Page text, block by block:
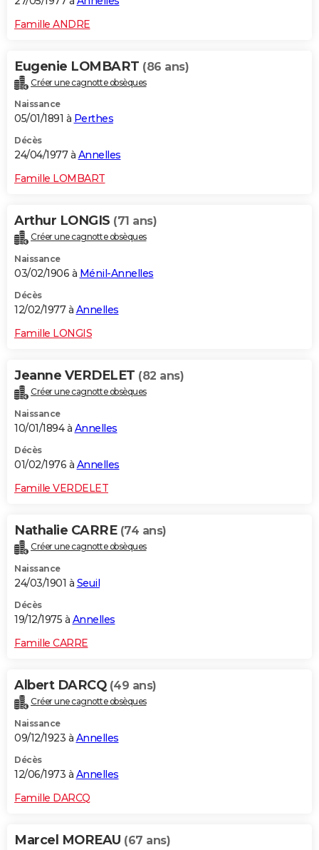
Famille ANDRE
Eugenie LOMBART (86 ans)
Créer une cagnotte obsèques
Naissance
05/01/1891 à Perthes
Décès
24/04/1977 à Annelles
Famille LOMBART
Arthur LONGIS (71 ans)
Créer une cagnotte obsèques
Naissance
03/02/1906 à Ménil-Annelles
Décès
12/02/1977 à Annelles
Famille LONGIS
Jeanne VERDELET (82 ans)
Créer une cagnotte obsèques
Naissance
10/01/1894 à Annelles
Décès
01/02/1976 à Annelles
Famille VERDELET
Nathalie CARRE (74 ans)
Créer une cagnotte obsèques
Naissance
24/03/1901 à Seuil
Décès
19/12/1975 à Annelles
Famille CARRE
Albert DARCQ (49 ans)
Créer une cagnotte obsèques
Naissance
09/12/1923 à Annelles
Décès
12/06/1973 à Annelles
Famille DARCQ
Marcel MOREAU (67 ans)